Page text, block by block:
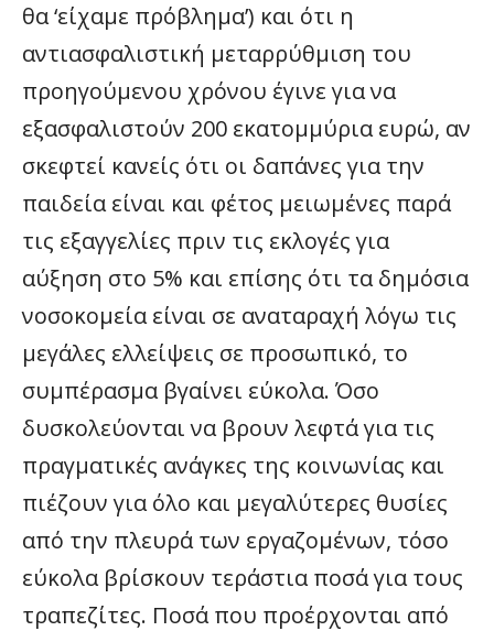
θα ‘είχαμε πρόβλημα’) και ότι η
αντιασφαλιστική μεταρρύθμιση του
προηγούμενου χρόνου έγινε για να
εξασφαλιστούν 200 εκατομμύρια ευρώ, αν
σκεφτεί κανείς ότι οι δαπάνες για την
παιδεία είναι και φέτος μειωμένες παρά
τις εξαγγελίες πριν τις εκλογές για
αύξηση στο 5% και επίσης ότι τα δημόσια
νοσοκομεία είναι σε αναταραχή λόγω τις
μεγάλες ελλείψεις σε προσωπικό, το
συμπέρασμα βγαίνει εύκολα. Όσο
δυσκολεύονται να βρουν λεφτά για τις
πραγματικές ανάγκες της κοινωνίας και
πιέζουν για όλο και μεγαλύτερες θυσίες
από την πλευρά των εργαζομένων, τόσο
εύκολα βρίσκουν τεράστια ποσά για τους
τραπεζίτες. Ποσά που προέρχονται από